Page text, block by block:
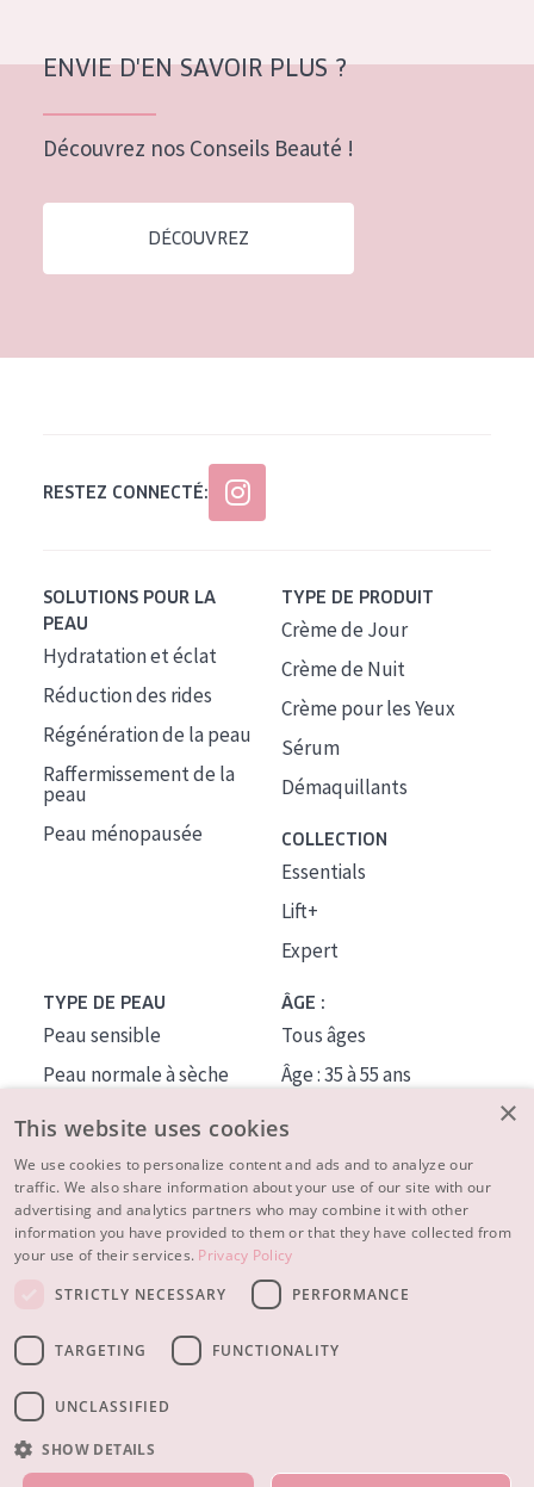
NOS PRODUITS
ENVIE D'EN SAVOIR PLUS ?
Découvrez nos Conseils Beauté !
DÉCOUVREZ
RESTEZ CONNECTÉ:
SOLUTIONS POUR LA
PEAU
Hydratation et éclat
Réduction des rides
Régénération de la peau
Raffermissement de la
peau
Peau ménopausée
TYPE DE PRODUIT
Crème de Jour
Crème de Nuit
Crème pour les Yeux
Sérum
Démaquillants
COLLECTION
Essentials
Lift+
Expert
TYPE DE PEAU
Peau sensible
Peau normale à sèche
Peau mixte ou grasse
Peau mature
Peau ménopausée
ÂGE :
Tous âges
Âge : 35 à 55 ans
À PROPOS
CONSEILS BEAUTÉ
×
This website uses cookies
We use cookies to personalize content and ads and to analyze our
traffic. We also share information about your use of our site with our
advertising and analytics partners who may combine it with other
information you have provided to them or that they have collected from
your use of their services. Privacy Policy
STRICTLY NECESSARY
PERFORMANCE
TARGETING FUNCTIONALITY
UNCLASSIFIED
SHOW DETAILS